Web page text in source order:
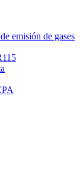
emisión de gases